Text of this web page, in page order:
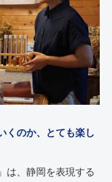
くのか、とても楽し
は、静岡を表現する